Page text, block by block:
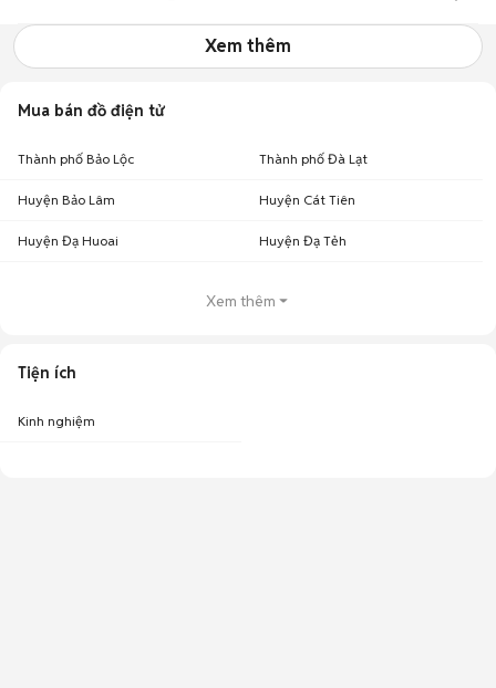
Xem thêm
Mua bán đồ điện tử
Thành phố Bảo Lộc Thành phố Đà Lạt
Huyện Bảo Lâm Huyện Cát Tiên
Huyện Đạ Huoai Huyện Đạ Tẻh
Xem thêm
Tiện ích
Kinh nghiệm